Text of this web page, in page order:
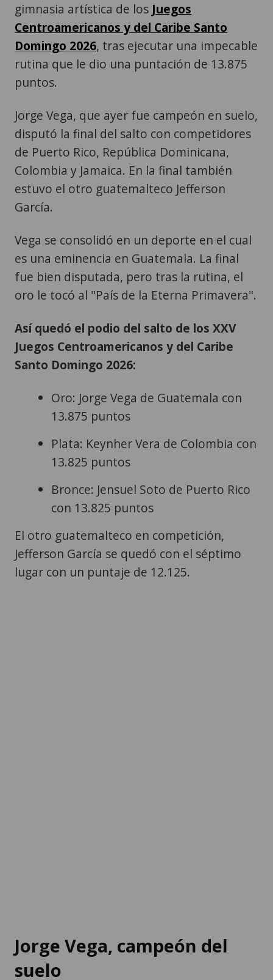
gimnasia artística de los Juegos
Centroamericanos y del Caribe Santo
Domingo 2026, tras ejecutar una impecable
rutina que le dio una puntación de 13.875
puntos.
Jorge Vega, que ayer fue campeón en suelo,
disputó la final del salto con competidores
de Puerto Rico, República Dominicana,
Colombia y Jamaica. En la final también
estuvo el otro guatemalteco Jefferson
García.
Vega se consolidó en un deporte en el cual
es una eminencia en Guatemala. La final
fue bien disputada, pero tras la rutina, el
oro le tocó al "País de la Eterna Primavera".
Así quedó el podio del salto de los XXV
Juegos Centroamericanos y del Caribe
Santo Domingo 2026:
Oro: Jorge Vega de Guatemala con
13.875 puntos
Plata: Keynher Vera de Colombia con
13.825 puntos
Bronce: Jensuel Soto de Puerto Rico
con 13.825 puntos
El otro guatemalteco en competición,
Jefferson García se quedó con el séptimo
lugar con un puntaje de 12.125.
Jorge Vega, campeón del
suelo